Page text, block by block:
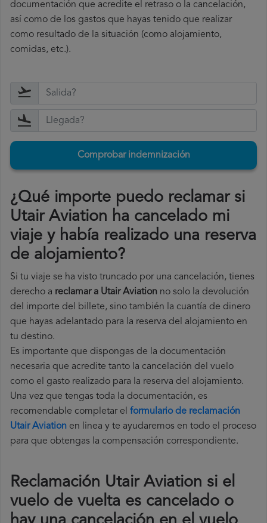
documentación que acredite el retraso o la cancelación,
así como de los gastos que hayas tenido que realizar
como resultado de la situación (como alojamiento,
comidas, etc.).
Comprobar indemnización
¿Qué importe puedo reclamar si
Utair Aviation ha cancelado mi
viaje y había realizado una reserva
de alojamiento?
Si tu viaje se ha visto truncado por una cancelación, tienes
derecho a reclamar a Utair Aviation no solo la devolución
del importe del billete, sino también la cuantía de dinero
que hayas adelantado para la reserva del alojamiento en
tu destino.
Es importante que dispongas de la documentación
necesaria que acredite tanto la cancelación del vuelo
como el gasto realizado para la reserva del alojamiento.
Una vez que tengas toda la documentación, es
recomendable completar el formulario de reclamación
Utair Aviation en linea y te ayudaremos en todo el proceso
para que obtengas la compensación correspondiente.
Reclamación Utair Aviation si el
vuelo de vuelta es cancelado o